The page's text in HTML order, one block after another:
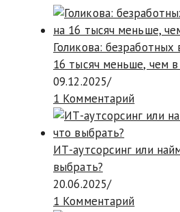
Голикова: безработных
16 тысяч меньше, чем в
09.12.2025/
1 Комментарий
ИТ-аутсорсинг или
выбрать?
20.06.2025/
1 Комментарий